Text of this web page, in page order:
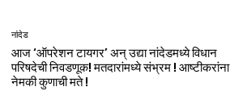
नांदेड
आज ‘ऑपरेशन टायगर’ अन् उद्या नांदेडमध्ये विधान
परिषदेची निवडणूक! मतदारांमध्ये संभ्रम ! आष्टीकरांना
नेमकी कुणाची मते !